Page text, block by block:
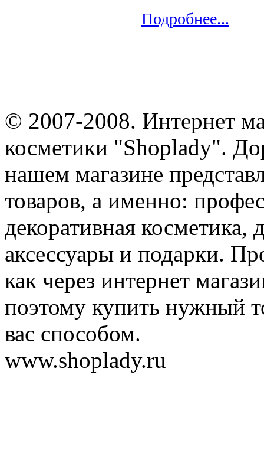
Подробнее...
© 2007-2008. Интернет
косметики "Shoplady".
нашем магазине
товаров, а именно:
декоративная косметика,
аксессуары и подарки.
как через интернет
поэтому купить нужный
вас способом.
www.shoplady.ru